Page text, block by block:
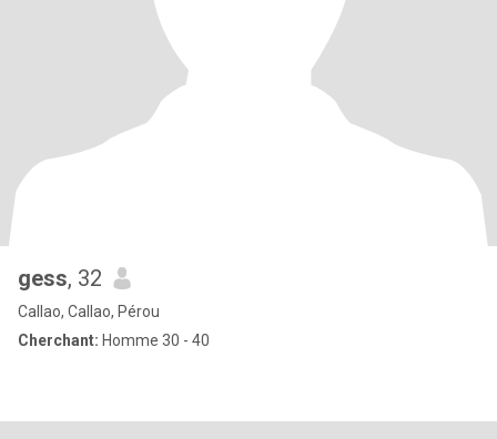
gess, 32
Callao, Callao, Pérou
Cherchant: Homme 30 - 40